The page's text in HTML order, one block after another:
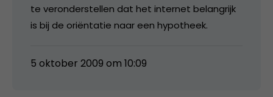
te veronderstellen dat het internet belangrijk
is bij de oriëntatie naar een hypotheek.
5 oktober 2009 om 10:09